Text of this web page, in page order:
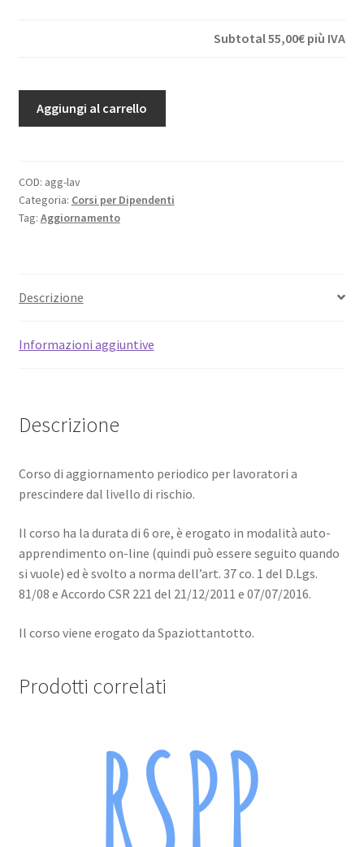
Subtotal55,00€ più IVA
Sicurezza
(qualunque
livello
di
Aggiungi al carrello
COD: agg-lav
Categoria: Corsi per Dipendenti
Tag: Aggiornamento
Descrizione
Informazioni aggiuntive
Descrizione
Corso di aggiornamento periodico per lavoratori a
prescindere dal livello di rischio.
Il corso ha la durata di 6 ore, è erogato in modalità auto-
apprendimento on-line (quindi può essere seguito quando
si vuole) ed è svolto a norma dell’art. 37 co. 1 del D.Lgs.
81/08 e Accordo CSR 221 del 21/12/2011 e 07/07/2016.
Il corso viene erogato da Spaziottantotto.
Prodotti correlati